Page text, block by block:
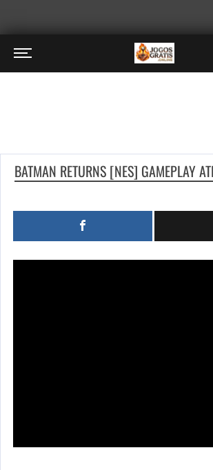
BATMAN RETURNS [NES] GAMEPLAY